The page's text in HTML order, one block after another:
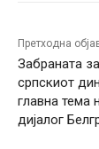
Претходна
Забраната
српскиот
главна тема
дијалог